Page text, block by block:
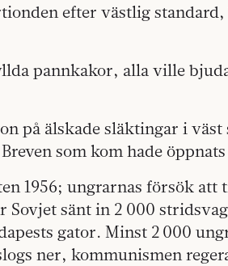
efter västlig standard,
pannkakor, alla ville
på älskade släktingar i väst
som kom hade
1956; ungrarnas försök att
Sovjet sänt in 2 000
gator. Minst 2 000
ner, kommunismen